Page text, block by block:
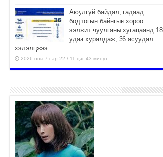
Аюулгүй байдал, гадаад
бодлогын байнгын хороо
ээлжит чуулганы хугацаанд 18
удаа хуралдаж, 36 асуудал
хэлэлцжээ
2026 оны 7 сар 22 / 11 цаг 43 минут
боломжтой-Хүүхэд хөгжүүлэх
төв” байгуулах төсөлд төр,
хувийн хэвшлийн түншлэлийн хүрээнд хамтран
ажиллахыг урьж байна
2026 оны 7 сар 22 / 9 цаг 28 минут
Б.Пүрэвдагва: “Урт цагаан”-ыг
залуучууд чөлөөт цагаа